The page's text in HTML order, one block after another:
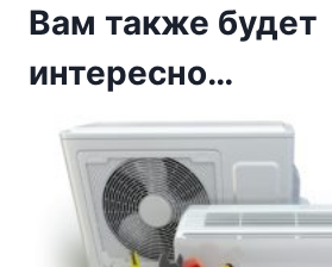
Вам также будет
интересно…